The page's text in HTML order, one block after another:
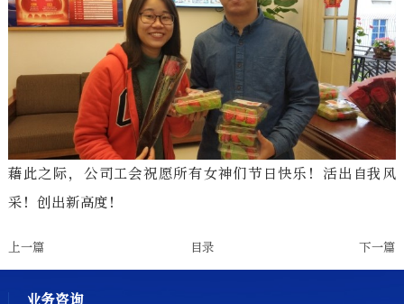
藉此之际，公司工会祝愿所有女神们节日快乐！活出自我风
采！创出新高度！
上一篇 目录 下一篇
业务咨询